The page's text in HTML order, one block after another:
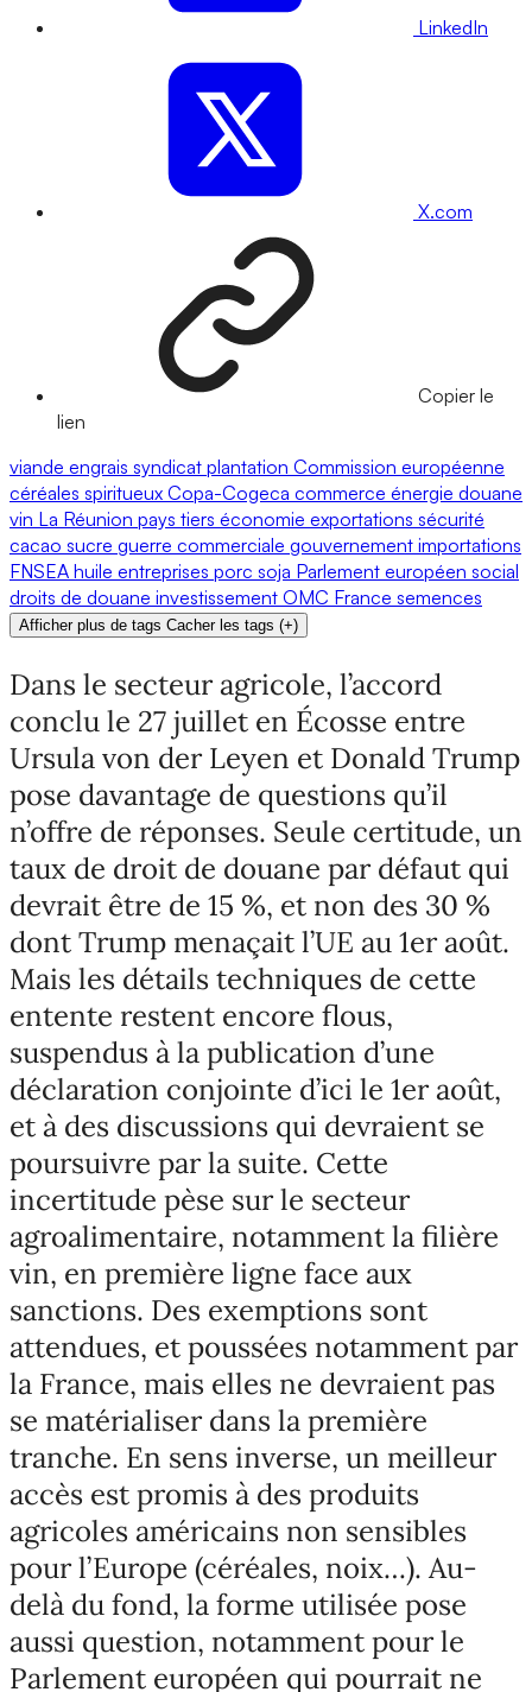
LinkedIn
X.com
Copier le
lien
viande engrais syndicat plantation Commission européenne
céréales spiritueux Copa-Cogeca commerce énergie douane
vin La Réunion pays tiers économie exportations sécurité
cacao sucre guerre commerciale gouvernement importations
FNSEA huile entreprises porc soja Parlement européen social
droits de douane investissement OMC France semences
Afficher plus de tags Cacher les tags (+)
Dans le secteur agricole, l’accord
conclu le 27 juillet en Écosse entre
Ursula von der Leyen et Donald Trump
pose davantage de questions qu’il
n’offre de réponses. Seule certitude, un
taux de droit de douane par défaut qui
devrait être de 15 %, et non des 30 %
dont Trump menaçait l’UE au 1er août.
Mais les détails techniques de cette
entente restent encore flous,
suspendus à la publication d’une
déclaration conjointe d’ici le 1er août,
et à des discussions qui devraient se
poursuivre par la suite. Cette
incertitude pèse sur le secteur
agroalimentaire, notamment la filière
vin, en première ligne face aux
sanctions. Des exemptions sont
attendues, et poussées notamment par
la France, mais elles ne devraient pas
se matérialiser dans la première
tranche. En sens inverse, un meilleur
accès est promis à des produits
agricoles américains non sensibles
pour l’Europe (céréales, noix…). Au-
delà du fond, la forme utilisée pose
aussi question, notamment pour le
Parlement européen qui pourrait ne